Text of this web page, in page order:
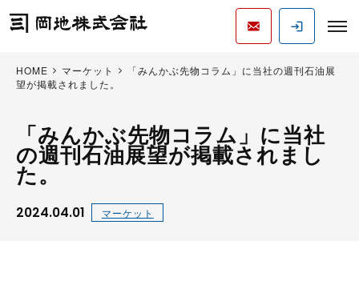
HOME マーケット
「みんかぶ先物コラム」に当社の週刊石油展
望が掲載されました。
「みんかぶ先物コラム」に当社
の週刊石油展望が掲載されまし
た。
2024.04.01 マーケット